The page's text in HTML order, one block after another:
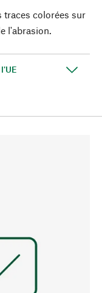
traces colorées sur
l'abrasion.